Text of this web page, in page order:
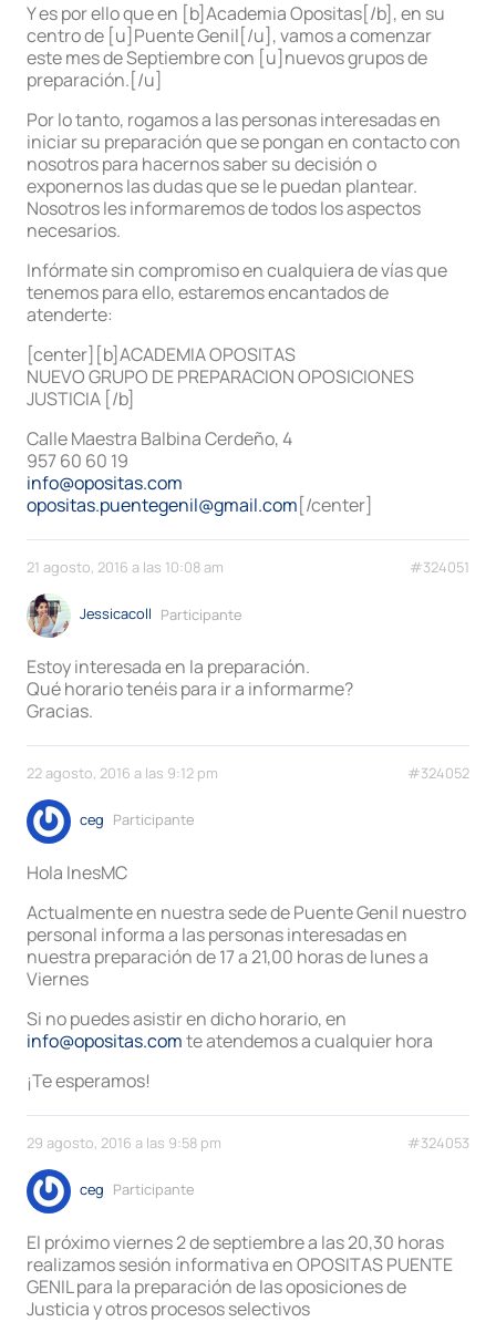
Y es por ello que en [b]Academia Opositas[/b], en su
centro de [u]Puente Genil[/u], vamos a comenzar
este mes de Septiembre con [u]nuevos grupos de
preparación.[/u]
Por lo tanto, rogamos a las personas interesadas en
iniciar su preparación que se pongan en contacto con
nosotros para hacernos saber su decisión o
exponernos las dudas que se le puedan plantear.
Nosotros les informaremos de todos los aspectos
necesarios.
Infórmate sin compromiso en cualquiera de vías que
tenemos para ello, estaremos encantados de
atenderte:
[center][b]ACADEMIA OPOSITAS
NUEVO GRUPO DE PREPARACION OPOSICIONES
JUSTICIA [/b]
Calle Maestra Balbina Cerdeño, 4
957 60 60 19
info@opositas.com
opositas.puentegenil@gmail.com[/center]
21 agosto, 2016 a las 10:08 am #324051
Jessicacoll Participante
Estoy interesada en la preparación.
Qué horario tenéis para ir a informarme?
Gracias.
22 agosto, 2016 a las 9:12 pm #324052
ceg Participante
Hola InesMC
Actualmente en nuestra sede de Puente Genil nuestro
personal informa a las personas interesadas en
nuestra preparación de 17 a 21,00 horas de lunes a
Viernes
Si no puedes asistir en dicho horario, en
info@opositas.comte atendemos a cualquier hora
¡Te esperamos!
29 agosto, 2016 a las 9:58 pm #324053
ceg Participante
El próximo viernes 2 de septiembre a las 20,30 horas
realizamos sesión informativa en OPOSITAS PUENTE
GENIL para la preparación de las oposiciones de
Justicia y otros procesos selectivos